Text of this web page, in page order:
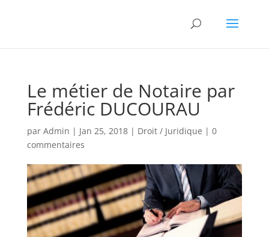
Le métier de Notaire par
Frédéric DUCOURAU
par Admin | Jan 25, 2018| Droit / Juridique | 0
commentaires